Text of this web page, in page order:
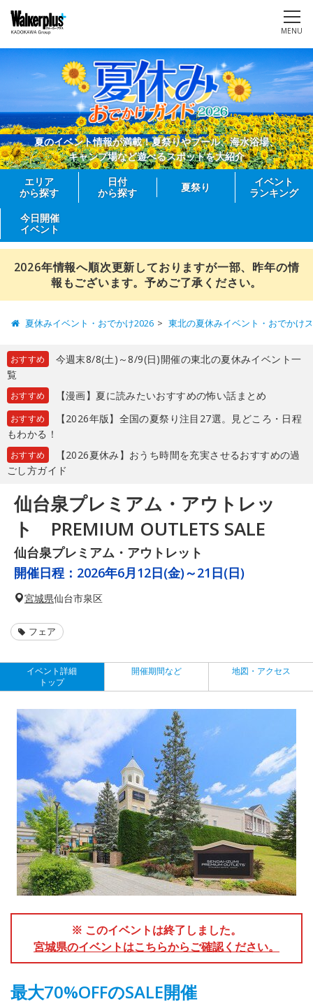
MENU
夏のイベント情報が満載！夏祭りやプール、海水浴場、
キャンプ場など遊べるスポットを大紹介
エリア
から探す
日付
から探す
夏祭り
イベント
ランキング
今日開催
イベント
2026年情報へ順次更新しておりますが一部、昨年の情
報もございます。予めご了承ください。
夏休みイベント・おでかけ2026 東北の夏休みイベント・おでかけ
おすすめ
今週末8/8(土)～8/9(日)開催の東北の夏休みイベント一
覧
おすすめ 【漫画】夏に読みたいおすすめの怖い話まとめ
おすすめ
【2026年版】全国の夏祭り注目27選。見どころ・日程
もわかる！
おすすめ
【2026夏休み】おうち時間を充実させるおすすめの過
ごし方ガイド
仙台泉プレミアム・アウトレッ
ト PREMIUM OUTLETS SALE
仙台泉プレミアム・アウトレット
開催日程： 2026年6月12日(金)～21日(日)
宮城県仙台市泉区
フェア
イベント詳細
トップ
開催期間など 地図・アクセス
※ このイベントは終了しました。
宮城県のイベントはこちらからご確認ください。
最大70%OFFのSALE開催